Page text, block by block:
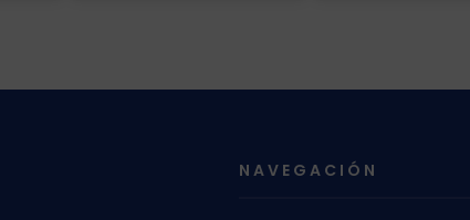
NAVEGACIÓN